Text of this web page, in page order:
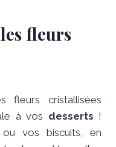
fleurs
fleurs cristallisées
à vos desserts !
vos biscuits, en